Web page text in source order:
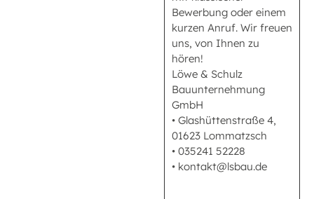
Bewerbung oder einem
kurzen Anruf. Wir freuen
uns, von Ihnen zu
hören!
Löwe & Schulz
Bauunternehmung
GmbH
• Glashüttenstraße 4,
01623 Lommatzsch
• 035241 52228
• kontakt@lsbau.de